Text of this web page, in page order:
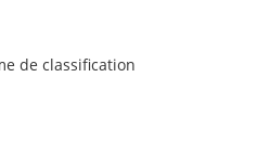
de classification